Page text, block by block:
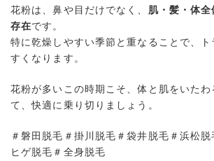
花粉は、鼻や目だけでなく、 肌・髪・体
存在です。
特に乾燥しやすい季節と重なることで、
すくなります。
花粉が多いこの時期こそ、体と肌をいたわ
て、快適に乗り切りましょう。
＃磐田脱毛＃掛川脱毛＃袋井脱毛＃浜松脱
ヒゲ脱毛＃全身脱毛